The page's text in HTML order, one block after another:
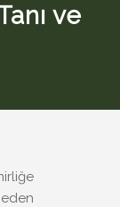
ve